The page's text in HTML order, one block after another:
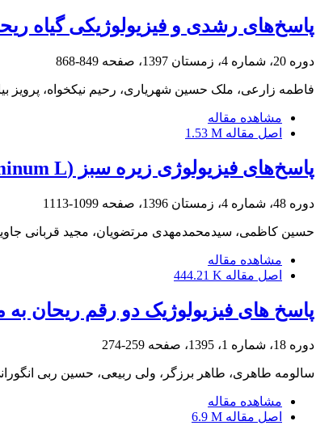
پاسخ‌های رشدی و فیزیولوژیکی گیاه
دوره 20، شماره 4، زمستان 1397، صفحه 849-868
فاطمه زارعی، ملک حسین شهریاری، رحیم نیکخواه، پرویز
مشاهده مقاله
اصل مقاله 1.53 M
پاسخ‌های فیزیولوژی زیره سبز (Cuminum cyminum L) به تنش کم‌آبی
دوره 48، شماره 4، زمستان 1396، صفحه 1099-1113
حسین کاظمی، سیدمحمدمهدی مرتضویان، مجید قربانی
مشاهده مقاله
اصل مقاله 444.21 K
پاسخ های فیزیولوژیک دو رقم ریحان
دوره 18، شماره 1، 1395، صفحه 259-274
سالومه طاهری، طاهر برزگر، ولی ربیعی، حسین ربی
مشاهده مقاله
اصل مقاله 6.9 M